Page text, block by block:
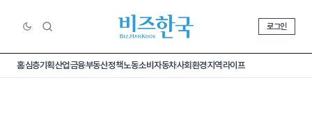
로그인
홈심층기획산업금융부동산정책노동소비 자동차사회환경지역라이프